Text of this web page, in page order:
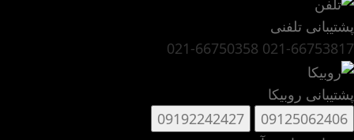
پشتیبانی تلفنی
021-66753817
021-66750358
پشتیبانی روبیکا
09125062406
09192242427